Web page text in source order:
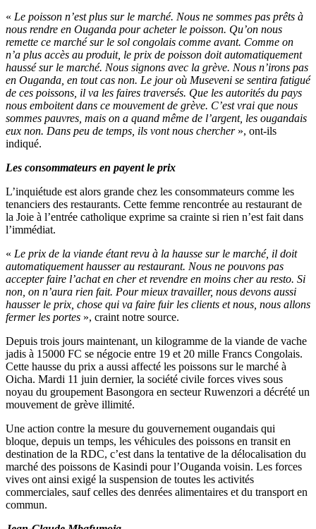
« Le poisson n’est plus sur le marché. Nous ne sommes pas prêts à
nous rendre en Ouganda pour acheter le poisson. Qu’on nous
remette ce marché sur le sol congolais comme avant. Comme on
n’a plus accès au produit, le prix de poisson doit automatiquement
haussé sur le marché. Nous signons avec la grève. Nous n’irons pas
en Ouganda, en tout cas non. Le jour où Museveni se sentira fatigué
de ces poissons, il va les faires traversés. Que les autorités du pays
nous emboitent dans ce mouvement de grève. C’est vrai que nous
sommes pauvres, mais on a quand même de l’argent, les ougandais
eux non. Dans peu de temps, ils vont nous chercher», ont-ils
indiqué.
Les consommateurs en payent le prix
L’inquiétude est alors grande chez les consommateurs comme les
tenanciers des restaurants. Cette femme rencontrée au restaurant de
la Joie à l’entrée catholique exprime sa crainte si rien n’est fait dans
l’immédiat.
« Le prix de la viande étant revu à la hausse sur le marché, il doit
automatiquement hausser au restaurant. Nous ne pouvons pas
accepter faire l’achat en cher et revendre en moins cher au resto. Si
non, on n’aura rien fait. Pour mieux travailler, nous devons aussi
hausser le prix, chose qui va faire fuir les clients et nous, nous allons
fermer les portes », craint notre source.
Depuis trois jours maintenant, un kilogramme de la viande de vache
jadis à 15000 FC se négocie entre 19 et 20 mille Francs Congolais.
Cette hausse du prix a aussi affecté les poissons sur le marché à
Oicha. Mardi 11 juin dernier, la société civile forces vives sous
noyau du groupement Basongora en secteur Ruwenzori a décrété un
mouvement de grève illimité.
Une action contre la mesure du gouvernement ougandais qui
bloque, depuis un temps, les véhicules des poissons en transit en
destination de la RDC, c’est dans la tentative de la délocalisation du
marché des poissons de Kasindi pour l’Ouganda voisin. Les forces
vives ont ainsi exigé la suspension de toutes les activités
commerciales, sauf celles des denrées alimentaires et du transport en
commun.